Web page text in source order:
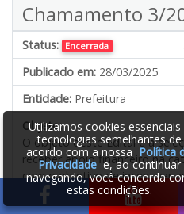
Chamamento 3/
Status: Encerrada
Publicado em: 28/03/2025
Entidade: Prefeitura
Objeto:
O objeto deste Edital é a
receber apoio financeiro na
com o objetivo de incentivar
manifestações culturais do
Utilizamos cookies essenciais
tecnologias semelhantes de
acordo com a nossaPolítica
Privacidadee, ao continuar
navegando, você concorda
estas condições.